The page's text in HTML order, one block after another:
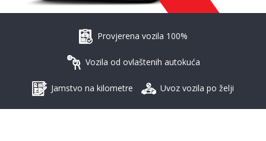
Provjerena vozila 100%
Vozila od ovlaštenih autokuća
Jamstvo na kilometre Uvoz vozila po želji